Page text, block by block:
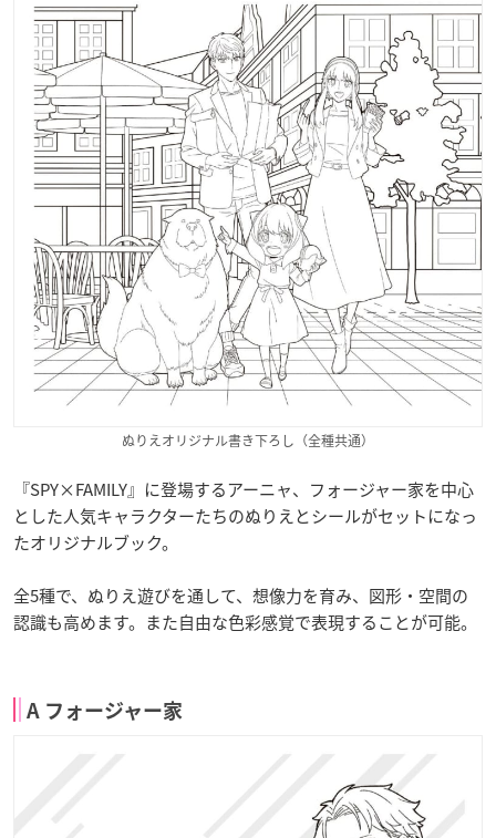
ぬりえオリジナル書き下ろし（全種共通）
『SPY×FAMILY』に登場するアーニャ、フォージャー家を中心
とした人気キャラクターたちのぬりえとシールがセットになっ
たオリジナルブック。
全5種で、ぬりえ遊びを通して、想像力を育み、図形・空間の
認識も高めます。また自由な色彩感覚で表現することが可能。
A フォージャー家